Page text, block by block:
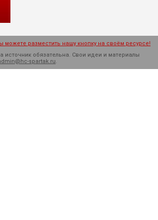
можете разместить нашу кнопку на своём ресурсе!
обязательна. Cвои идеи и материалы
spartak.ru.